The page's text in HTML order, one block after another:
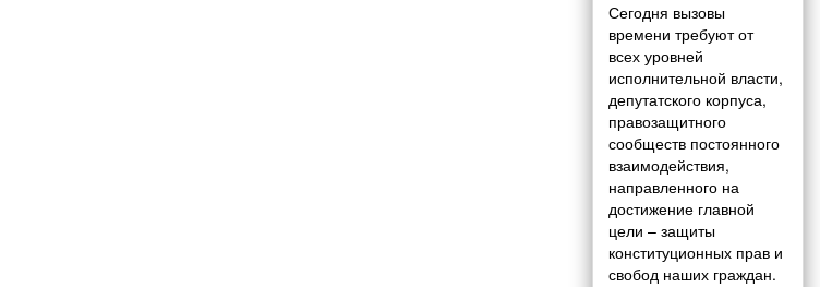
Сегодня вызовы
времени требуют от
всех уровней
исполнительной власти,
депутатского корпуса,
правозащитного
сообществ постоянного
взаимодействия,
направленного на
достижение главной
цели – защиты
конституционных прав и
свобод наших граждан.